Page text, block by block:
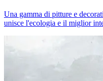
Una gamma di pitture e
unisce l'ecologia e il miglior